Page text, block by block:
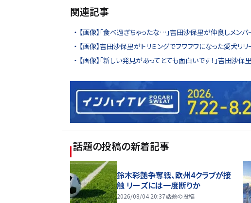
関連記事
【画像】「食べ過ぎちゃったな…」吉田沙保里が仲良しメンバ
【画像】吉田沙保里がトリミングでフワフワになった愛犬リリ
【画像】「新しい発見があってとても面白いです！」吉田沙
話題の投稿の新着記事
鈴木彩艶争奪戦、欧州4クラブが接
触 リーズには一度断りか
2026/08/04 20:37話題の投稿